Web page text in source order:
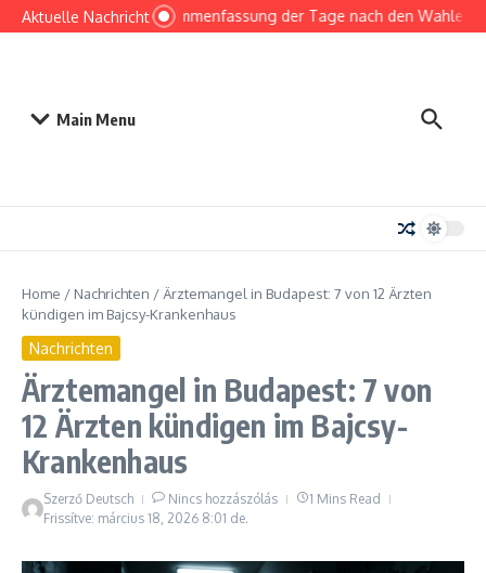
Ugrás a tartalomhoz
Aktuelle NachrichtZusammenfassung der Tage nach den Wahlen
Main Menu
Home / Nachrichten / Ärztemangel in Budapest: 7 von 12 Ärzten
kündigen im Bajcsy-Krankenhaus
Nachrichten
Ärztemangel in Budapest: 7 von
12 Ärzten kündigen im Bajcsy-
Krankenhaus
Szerző Deutsch Nincs hozzászólás
1 Mins Read
Frissítve: március 18, 2026 8:01 de.